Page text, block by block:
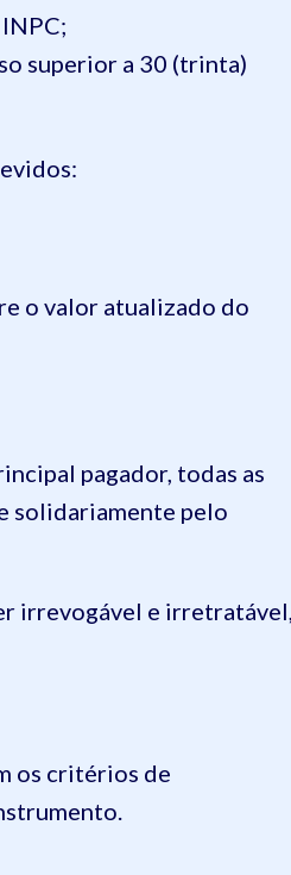
superior a 30 (trinta)
o valor atualizado do
pagador, todas as
solidariamente pelo
irrevogável e
os critérios de